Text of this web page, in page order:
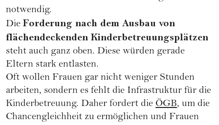
notwendig.
Die Forderung nach dem Ausbau von
flächendeckenden Kinderbetreuungsplätzen
steht auch ganz oben. Diese würden gerade
Eltern stark entlasten.
Oft wollen Frauen gar nicht weniger Stunden
arbeiten, sondern es fehlt die Infrastruktur für die
Kinderbetreuung. Daher fordert die ÖGB, um die
Chancengleichheit zu ermöglichen und Frauen